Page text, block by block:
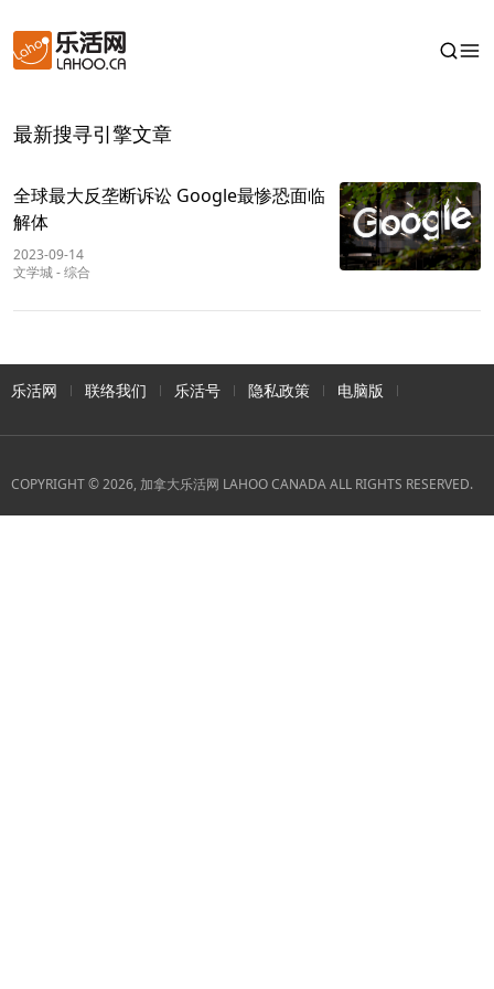
最新搜寻引擎文章
全球最大反垄断诉讼 Google最惨恐面临
解体
2023-09-14
文学城-综合
乐活网 联络我们 乐活号 隐私政策 电脑版
COPYRIGHT © 2026, 加拿大乐活网 LAHOO CANADA ALL RIGHTS RESERVED.